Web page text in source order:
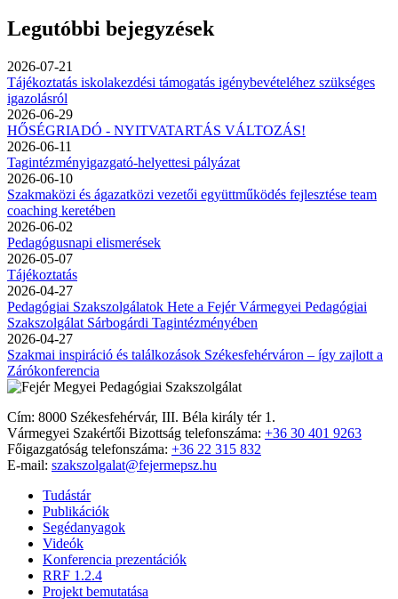
Legutóbbi bejegyzések
2026-07-21
Tájékoztatás iskolakezdési támogatás igénybevételéhez szükséges
igazolásról
2026-06-29
HŐSÉGRIADÓ - NYITVATARTÁS VÁLTOZÁS!
2026-06-11
Tagintézményigazgató-helyettesi pályázat
2026-06-10
Szakmaközi és ágazatközi vezetői együttműködés fejlesztése team
coaching keretében
2026-06-02
Pedagógusnapi elismerések
2026-05-07
Tájékoztatás
2026-04-27
Pedagógiai Szakszolgálatok Hete a Fejér Vármegyei Pedagógiai
Szakszolgálat Sárbogárdi Tagintézményében
2026-04-27
Szakmai inspiráció és találkozások Székesfehérváron – így zajlott a
Zárókonferencia
Cím: 8000 Székesfehérvár, III. Béla király tér 1.
Vármegyei Szakértői Bizottság telefonszáma: +36 30 401 9263
Főigazgatóság telefonszáma: +36 22 315 832
E-mail: szakszolgalat@fejermepsz.hu
Tudástár
Publikációk
Segédanyagok
Videók
Konferencia prezentációk
RRF 1.2.4
Projekt bemutatása